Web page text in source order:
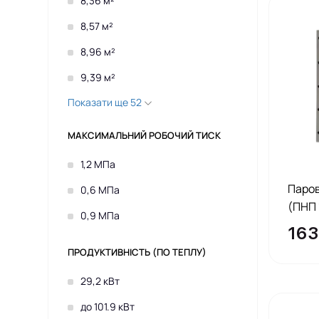
8,57 м²
8,96 м²
9,39 м²
Показати ще 52
МАКСИМАЛЬНИЙ РОБОЧИЙ ТИСК
1,2 МПа
0,6 МПа
0,9 МПа
ПРОДУКТИВНІСТЬ (ПО ТЕПЛУ)
29,2 кВт
до 101.9 кВт
(ПНП